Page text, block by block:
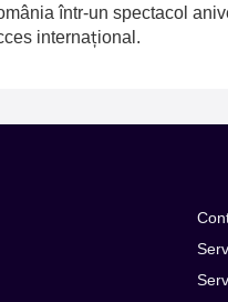
într-un spectacol
internațional.